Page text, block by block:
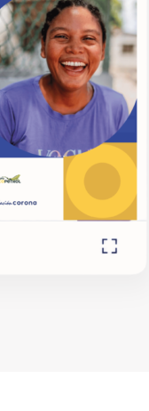
Hacemos parte de la
Conoce más